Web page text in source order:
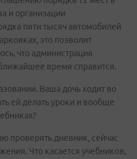
и организации
пяти тысяч автомобилей
это позволит
что администрация
время справится.
Ваша дочь ходит во
ей делать уроки и вообще
проверять дневник, сейчас
Что касается учебников,